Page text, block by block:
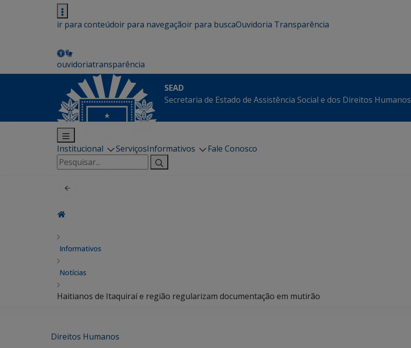
ir para conteúdoir para navegaçãoir para buscaOuvidoria Transparência
ouvidoriatransparência
SEAD
Secretaria de Estado de Assistência Social e dos Direitos Humanos
Institucional ServiçosInformativos
Fale Conosco
Pesquisar
por:
Informativos
Notícias
Haitianos de Itaquiraí e região regularizam documentação em mutirão
Direitos Humanos